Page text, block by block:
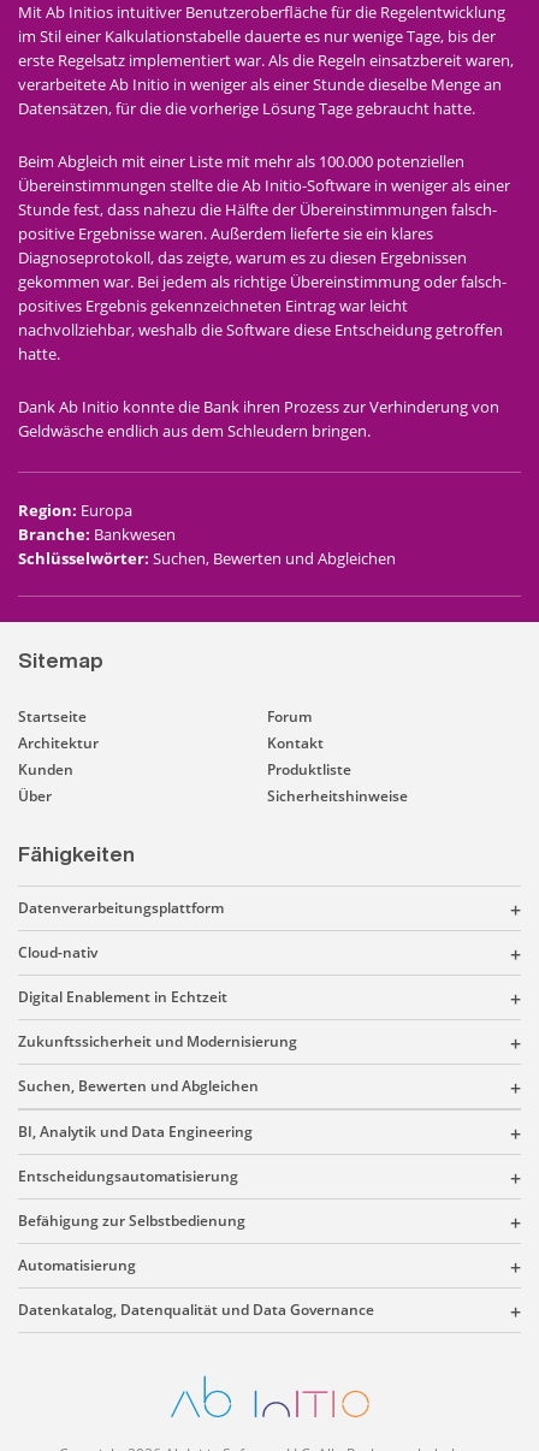
Mit Ab Initios intuitiver Benutzeroberfläche für die Regelentwicklung
im Stil einer Kalkulationstabelle dauerte es nur wenige Tage, bis der
erste Regelsatz implementiert war. Als die Regeln einsatzbereit waren,
verarbeitete Ab Initio in weniger als einer Stunde dieselbe Menge an
Datensätzen, für die die vorherige Lösung Tage gebraucht hatte.
Beim Abgleich mit einer Liste mit mehr als 100.000 potenziellen
Übereinstimmungen stellte die Ab Initio-Software in weniger als einer
Stunde fest, dass nahezu die Hälfte der Übereinstimmungen falsch-
positive Ergebnisse waren. Außerdem lieferte sie ein klares
Diagnoseprotokoll, das zeigte, warum es zu diesen Ergebnissen
gekommen war. Bei jedem als richtige Übereinstimmung oder falsch-
positives Ergebnis gekennzeichneten Eintrag war leicht
nachvollziehbar, weshalb die Software diese Entscheidung getroffen
hatte.
Dank Ab Initio konnte die Bank ihren Prozess zur Verhinderung von
Geldwäsche endlich aus dem Schleudern bringen.
Region: Europa
Branche: Bankwesen
Schlüsselwörter: Suchen, Bewerten und Abgleichen
Sitemap
Startseite
Architektur
Kunden
Über
Forum
Kontakt
Produktliste
Sicherheitshinweise
Fähigkeiten
Datenverarbeitungsplattform
Cloud-nativ
Digital Enablement in Echtzeit
Zukunftssicherheit und Modernisierung
Suchen, Bewerten und Abgleichen
BI, Analytik und Data Engineering
Entscheidungsautomatisierung
Befähigung zur Selbstbedienung
Automatisierung
Datenkatalog, Datenqualität und Data Governance